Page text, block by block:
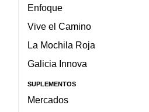
Enfoque
Vive el Camino
La Mochila Roja
Galicia Innova
SUPLEMENTOS
Mercados